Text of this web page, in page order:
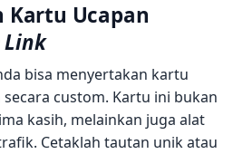
Kartu Ucapan
Link
bisa menyertakan kartu
custom. Kartu ini bukan
kasih, melainkan juga alat
Cetaklah tautan unik atau